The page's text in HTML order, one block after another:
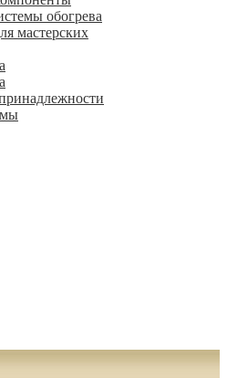
обогрева
мастерских